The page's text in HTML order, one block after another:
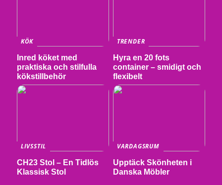
KÖK
Inred köket med
praktiska och stilfulla
kökstillbehör
TRENDER
Hyra en 20 fots
container – smidigt och
flexibelt
LIVSSTIL
CH23 Stol – En Tidlös
Klassisk Stol
VARDAGSRUM
Upptäck Skönheten i
Danska Möbler